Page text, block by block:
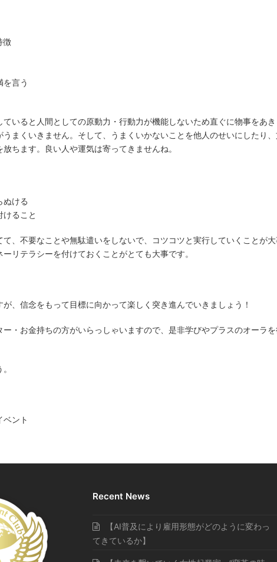
徴
を言う
ていると人間としての原動力・行動力が機能しないため直ぐに物事をあ
まくいきません。そして、うまくいかないことを他人のせいにしたり
ちます。良い人や運気は寄ってきませんね。
ぬける
けること
て、不要なことや無駄遣いをしないで、コツコツと実行していくことが
リテラシーを付けておくことがとても大事です。
、信念をもって目標に向かって楽しく突き進んでいきましょう！
ー・お金持ちの方がいらっしゃいますので、是非学びやプラスのオーラ
ベント
Recent News
【AI普及により雇用形態がどのように変わっ
てきているか】